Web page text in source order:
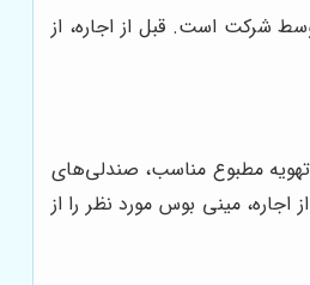
شرکت است. قبل از اجاره، از
تهویه مطبوع مناسب، صندلی‌های
مینی بوس مورد نظر را از